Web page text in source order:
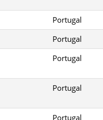
Portugal
Portugal
Portugal
Portugal
Portugal